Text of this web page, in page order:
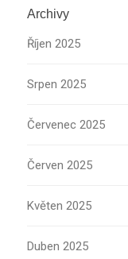
Archivy
Říjen 2025
Srpen 2025
Červenec 2025
Červen 2025
Květen 2025
Duben 2025